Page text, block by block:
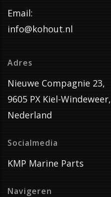
Email:
info@kohout.nl
Adres
Nieuwe Compagnie 23,
9605 PX Kiel-Windeweer,
Nederland
Socialmedia
KMP Marine Parts
Navigeren